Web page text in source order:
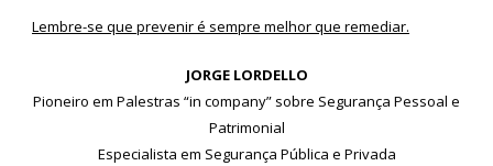
Lembre-se que prevenir é sempre melhor que remediar.
JORGE LORDELLO
Pioneiro em Palestras “in company” sobre Segurança Pessoal e
Patrimonial
Especialista em Segurança Pública e Privada